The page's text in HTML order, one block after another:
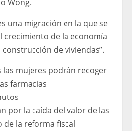
Wong.
una migración en la que se
crecimiento de la economía
de viviendas”.
las mujeres podrán recoger
farmacias
por la caída del valor de las
de la reforma fiscal